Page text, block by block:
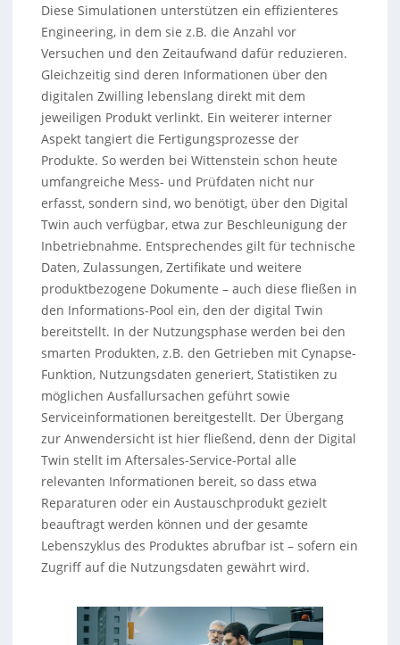
Diese Simulationen unterstützen ein effizienteres
Engineering, in dem sie z.B. die Anzahl vor
Versuchen und den Zeitaufwand dafür reduzieren.
Gleichzeitig sind deren Informationen über den
digitalen Zwilling lebenslang direkt mit dem
jeweiligen Produkt verlinkt. Ein weiterer interner
Aspekt tangiert die Fertigungsprozesse der
Produkte. So werden bei Wittenstein schon heute
umfangreiche Mess- und Prüfdaten nicht nur
erfasst, sondern sind, wo benötigt, über den Digital
Twin auch verfügbar, etwa zur Beschleunigung der
Inbetriebnahme. Entsprechendes gilt für technische
Daten, Zulassungen, Zertifikate und weitere
produktbezogene Dokumente – auch diese fließen in
den Informations-Pool ein, den der digital Twin
bereitstellt. In der Nutzungsphase werden bei den
smarten Produkten, z.B. den Getrieben mit Cynapse-
Funktion, Nutzungsdaten generiert, Statistiken zu
möglichen Ausfallursachen geführt sowie
Serviceinformationen bereitgestellt. Der Übergang
zur Anwendersicht ist hier fließend, denn der Digital
Twin stellt im Aftersales-Service-Portal alle
relevanten Informationen bereit, so dass etwa
Reparaturen oder ein Austauschprodukt gezielt
beauftragt werden können und der gesamte
Lebenszyklus des Produktes abrufbar ist – sofern ein
Zugriff auf die Nutzungsdaten gewährt wird.